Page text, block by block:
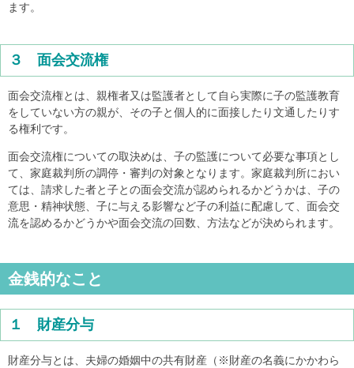
ます。
３ 面会交流権
面会交流権とは、親権者又は監護者として自ら実際に子の監護教育
をしていない方の親が、その子と個人的に面接したり文通したりす
る権利です。
面会交流権についての取決めは、子の監護について必要な事項とし
て、家庭裁判所の調停・審判の対象となります。家庭裁判所におい
ては、請求した者と子との面会交流が認められるかどうかは、子の
意思・精神状態、子に与える影響など子の利益に配慮して、面会交
流を認めるかどうかや面会交流の回数、方法などが決められます。
金銭的なこと
１ 財産分与
財産分与とは、夫婦の婚姻中の共有財産（※財産の名義にかかわら